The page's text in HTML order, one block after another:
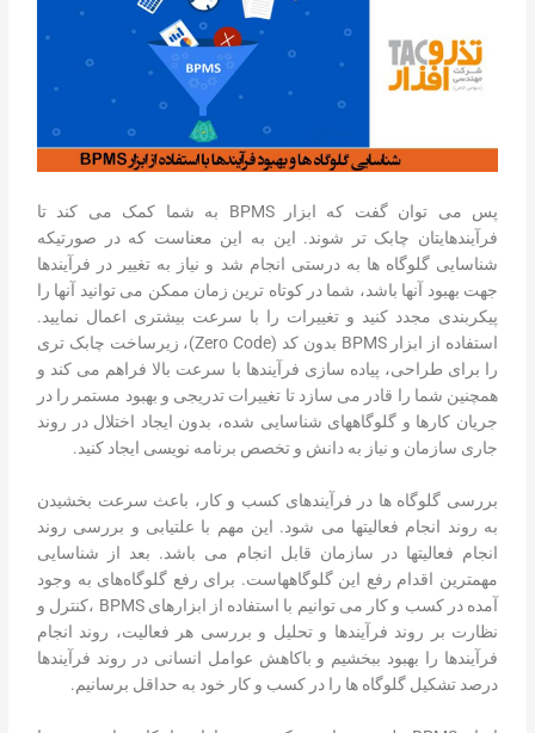
پس می توان گفت که ابزار BPMS به شما کمک می کند تا
فرآیندهایتان چابک تر شوند. این به این معناست که در صورتیکه
شناسایی گلوگاه ها به درستی انجام شد و نیاز به تغییر در فرآیندها
جهت بهبود آنها باشد، شما در کوتاه ترین زمان ممکن می توانید آنها را
پیکربندی مجدد کنید و تغییرات را با سرعت بیشتری اعمال نمایید.
استفاده از ابزار BPMS بدون کد (Zero Code)، زیرساخت چابک تری
را برای طراحی، پیاده سازی فرآیندها با سرعت بالا فراهم می کند و
همچنین شما را قادر می سازد تا تغییرات تدریجی و بهبود مستمر را در
جریان کارها و گلوگاه­های شناسایی شده، بدون ایجاد اختلال در روند
جاری سازمان و نیاز به دانش و تخصص برنامه نویسی ایجاد کنید.
بررسی گلوگاه‎ ها در فرآیندهای کسب و کار، باعث سرعت بخشیدن
به روند انجام فعالیت‎ها می شود. این مهم با علت‎یابی و بررسی روند
انجام فعالیت‎ها در سازمان قابل انجام می باشد. بعد از شناسایی
مهم‎ترین اقدام رفع این گلوگاه‎هاست. برای رفع گلوگاه‌‎های به وجود
آمده در کسب و کار می توانیم با استفاده از ابزارهای BPMS ،کنترل و
نظارت بر روند فرآیندها و تحلیل و بررسی هر فعالیت، روند انجام
فرآیندها را بهبود ببخشیم و باکاهش عوامل انسانی در روند فرآیندها
درصد تشکیل گلوگاه ها را در کسب و کار خود به حداقل برسانیم.